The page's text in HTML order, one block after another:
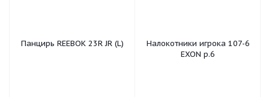
Панцирь REEBOK 23R JR (L)
Налокотники игрока 107-6
EXON р.6